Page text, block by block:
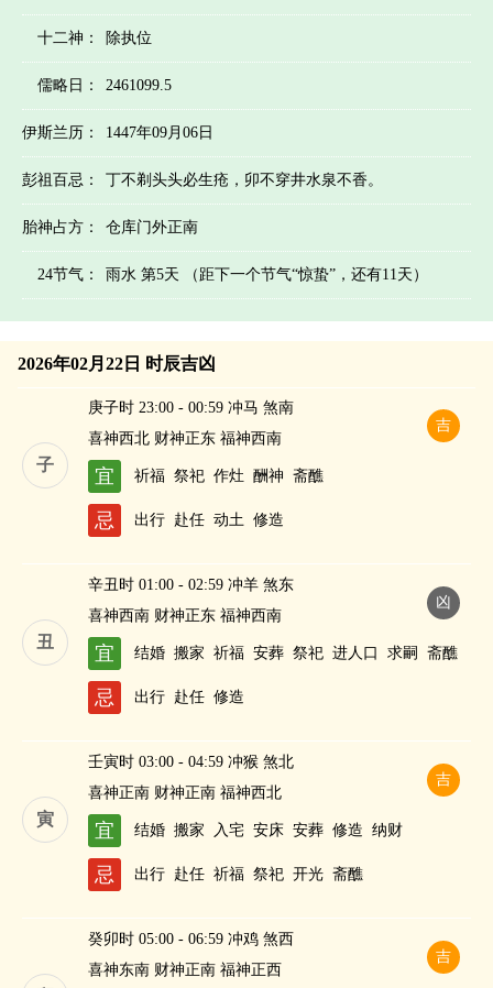
十二神： 除执位
儒略日： 2461099.5
伊斯兰历： 1447年09月06日
彭祖百忌： 丁不剃头头必生疮，卯不穿井水泉不香。
胎神占方： 仓库门外正南
24节气： 雨水 第5天 （距下一个节气“惊蛰”，还有11天）
2026年02月22日 时辰吉凶
子
吉
庚子时 23:00 - 00:59 冲马 煞南
喜神西北 财神正东 福神西南
宜 祈福 祭祀 作灶 酬神 斋醮
忌 出行 赴任 动土 修造
丑
凶
辛丑时 01:00 - 02:59 冲羊 煞东
喜神西南 财神正东 福神西南
宜 结婚 搬家 祈福 安葬 祭祀 进人口 求嗣
斋醮
纳财
忌 出行 赴任 修造
寅
吉
壬寅时 03:00 - 04:59 冲猴 煞北
喜神正南 财神正南 福神西北
宜 结婚 搬家 入宅 安床 安葬 修造 纳财
忌 出行 赴任 祈福 祭祀 开光 斋醮
吉
癸卯时 05:00 - 06:59 冲鸡 煞西
喜神东南 财神正南 福神正西